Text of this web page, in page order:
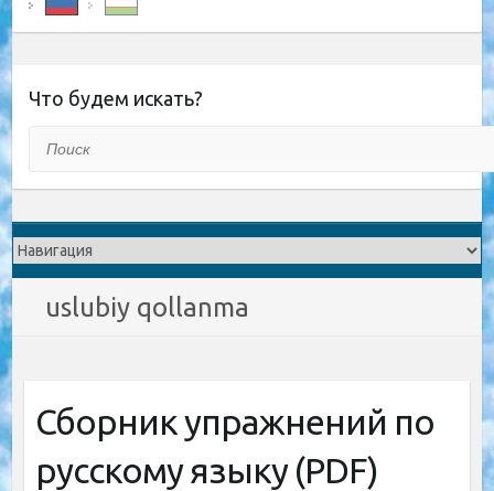
Что будем искать?
uslubiy qollanma
Сборник упражнений по
русскому языку (PDF)